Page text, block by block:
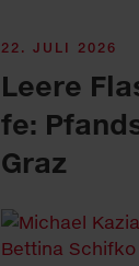
22. JULI 2026
Leere
fe:
Graz